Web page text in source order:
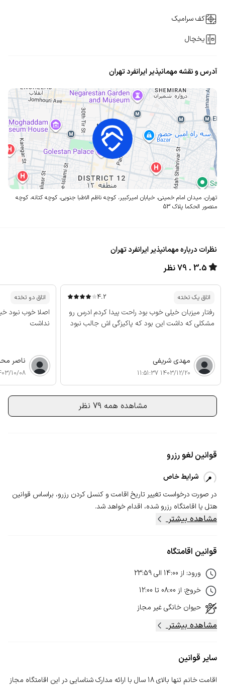
کف سرامیک
یخچال
آدرس و نقشه مهمانپذیر ایرانفرد تهران
تهران، میدان امام خمینی، خیابان امیرکبیر، کوچه ناظم الاطبا جنوبی، کوچه کتانه، کوچه
منصور الحکما پلاک 53
نظرات درباره مهمانپذیر ایرانفرد تهران
3.5 79 نظر
اتاق یک تخته 4.2
رفتار میزبان خیلی خوب بود راحت پیدا کردم ادرس رو
مشکلی که داشت این بود که پاکیزگی اش جالب نبود
مهدی شریفی
1403/12/20 11:51:37
اتاق دو تخته
اصلا خوب نبود
نداشت
ناصر
10/08 10:41:33
مشاهده همه 79 نظر
قوانین لغو رزرو
شرایط خاص
در صورت درخواست تغییر تاریخ اقامت و کنسل‌ کردن رزرو، بر‌اساس قوانین
هتل یا اقامتگاه رزرو شده، اقدام خواهد شد.
مشاهده بیشتر
قوانین اقامتگاه
ورود: از 14:00 الی23:59
خروج: از 08:00 تا 12:00
حیوان خانگیغیر مجاز
مشاهده بیشتر
سایر قوانین
اقامت خانم تنها بالای 18 سال با ارائه مدارک شناسایی در این اقامتگاه مجاز